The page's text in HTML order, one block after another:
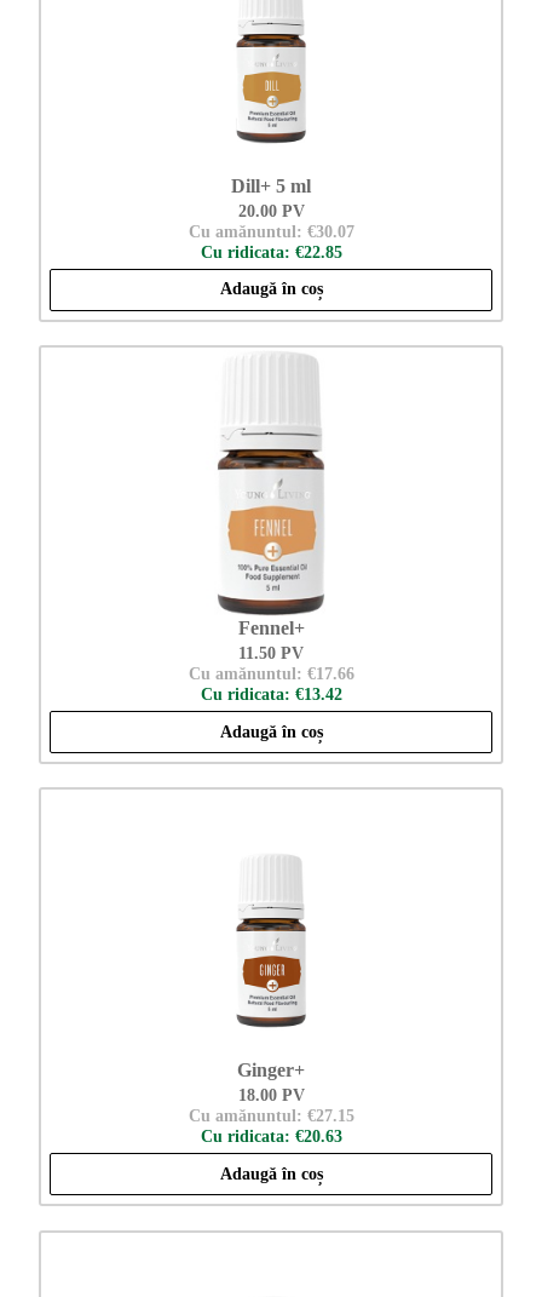
Dill+ 5 ml
20.00 PV
Cu amănuntul: €30.07
Cu ridicata: €22.85
Adaugă în coș
Fennel+
11.50 PV
Cu amănuntul: €17.66
Cu ridicata: €13.42
Adaugă în coș
Ginger+
18.00 PV
Cu amănuntul: €27.15
Cu ridicata: €20.63
Adaugă în coș